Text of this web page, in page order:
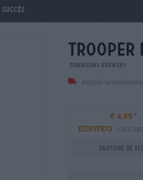
succès
trooper
Robinsons Brewery
Article
€ 4,99
EINWEG
0,50 L
Rupture de